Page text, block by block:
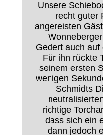
Unsere
recht guter
angereisten
Gedert auch auf
Für ihn rückte
seinem ersten
wenigen
Schmidts
richtige
dass sich ein
dann jedoch